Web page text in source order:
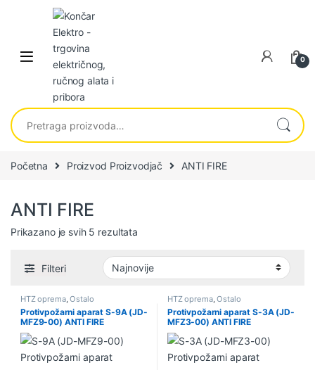
Skip to navigation
Skip to content
0
Pretraga za:
Početna Proizvod Proizvodjač ANTI FIRE
ANTI FIRE
Prikazano je svih 5 rezultataSortirano po najnovijem
Filteri
HTZ oprema,Ostalo
Protivpožarni aparat S-9A (JD-
MFZ9-00) ANTI FIRE
HTZ oprema,Ostalo
Protivpožarni aparat S-3A (JD-
MFZ3-00) ANTI FIRE